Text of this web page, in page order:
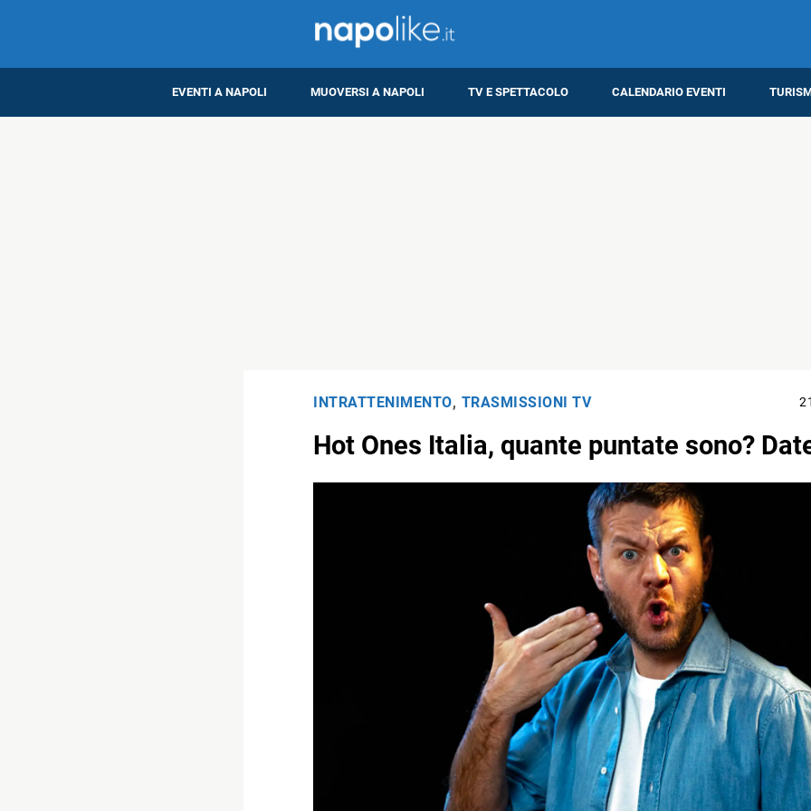
EVENTI A NAPOLI MUOVERSI A NAPOLI TV E SPETTACOLO CALENDARIO EVENTI
INTRATTENIMENTO, TRASMISSIONI TV
Hot Ones Italia, quante puntate sono?